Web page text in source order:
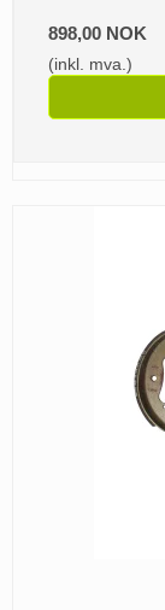
898,00 NOK
(inkl. mva.)